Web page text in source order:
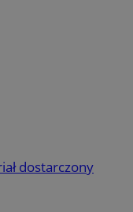
dostarczony